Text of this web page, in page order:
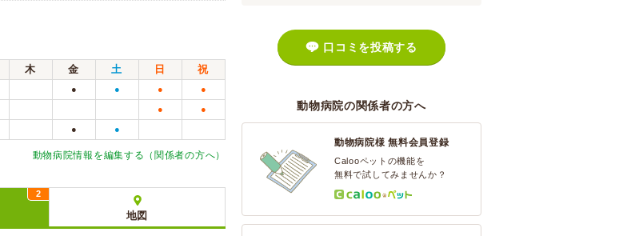
木 金 土 日
祝
● ● ● ●
● ●
● ●
動物病院情報を編集する（関係者の方へ）
2
地図
口コミを投稿する
動物病院の関係者の方へ
動物病院様 無料会員登録
Calooペットの機能を
無料で試してみませんか？